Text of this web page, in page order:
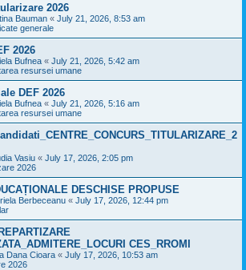
2026
Bauman « July 21, 2026, 8:53 am
generale
2026
Bufnea « July 21, 2026, 5:42 am
resursei umane
DEF 2026
Bufnea « July 21, 2026, 5:16 am
resursei umane
Vasiu « July 17, 2026, 2:05 pm
2026
DESCHISE PROPUSE
Berbeceanu « July 17, 2026, 12:44 pm
CES_RROMI
Dana Cioara « July 17, 2026, 10:53 am
2026